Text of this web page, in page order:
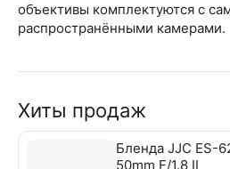
объективы комплектуются с
распространёнными камерами.
Хиты продаж
Бленда JJC ES-
50mm F/1.8 II